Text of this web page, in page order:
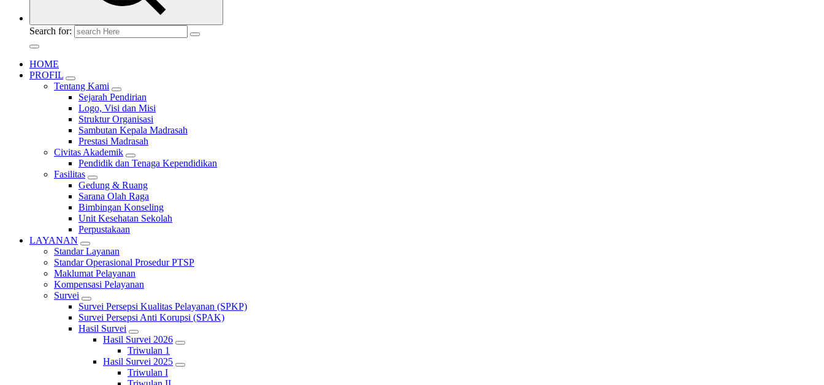
Search for:
HOME
PROFIL
Tentang Kami
Sejarah Pendirian
Logo, Visi dan Misi
Struktur Organisasi
Sambutan Kepala Madrasah
Prestasi Madrasah
Civitas Akademik
Pendidik dan Tenaga Kependidikan
Fasilitas
Gedung & Ruang
Sarana Olah Raga
Bimbingan Konseling
Unit Kesehatan Sekolah
Perpustakaan
LAYANAN
Standar Layanan
Standar Operasional Prosedur PTSP
Maklumat Pelayanan
Kompensasi Pelayanan
Survei
Survei Persepsi Kualitas Pelayanan (SPKP)
Survei Persepsi Anti Korupsi (SPAK)
Hasil Survei
Hasil Survei 2026
Triwulan 1
Hasil Survei 2025
Triwulan I